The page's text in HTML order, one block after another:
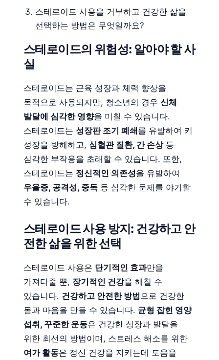
스테로이드 사용을 거부하고 건강한 삶을
선택하는 방법은 무엇일까요?
스테로이드의 위험성: 알아야 할 사
실
스테로이드는 근육 성장과 체력 향상을
목적으로 사용되지만, 청소년의 경우 신체
발달에 심각한 영향을 미칠 수 있습니다.
스테로이드는 성장판 조기 폐쇄 를 유발하여 키
성장을 방해하고, 심혈관 질환, 간 손상등
심각한 부작용을 초래할 수 있습니다. 또한,
스테로이드는 정신적인 의존성을 유발하여
우울증, 공격성, 중독 등 심각한 문제를 야기할
수 있습니다.
스테로이드 사용 방지: 건강하고 안
전한 삶을 위한 선택
스테로이드 사용은 단기적인 효과만을
가져다줄 뿐, 장기적인 건강을 해칠 수
있습니다. 건강하고 안전한 방법 으로 건강한
몸과 마음을 만들 수 있습니다. 균형 잡힌 영양
섭취, 꾸준한 운동은 건강한 성장과 발달을
위한 최선의 방법이며, 스트레스 해소를 위한
여가 활동은 정신 건강을 지키는데 도움을